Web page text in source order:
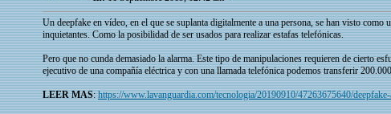
Un deepfake en vídeo, en el que se suplanta digitalmente a una persona, se han visto
inquietantes. Como la posibilidad de ser usados para realizar estafas telefónicas.
Pero que no cunda demasiado la alarma. Este tipo de manipulaciones requieren de cierto
ejecutivo de una compañía eléctrica y con una llamada telefónica podemos transferir
LEER MAS:https://www.lavanguardia.com/tecnologia/20190910/47263675640/